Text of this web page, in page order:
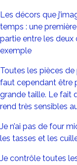
Les décors que
temps : une
partie entre les deux
exemple
Toutes les pièces
faut cependant être
grande taille. Le fait
rend très sensibles
Je n’ai pas de four
les tasses et les
Je contrôle toutes